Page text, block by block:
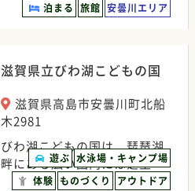
泊まる 旅館 安曇川エリア
滋賀県立びわ湖こどもの国
滋賀県高島市安曇川町北船
木2981
びわ湖こどもの国は、琵琶湖
畔にある広い園内には芝生…
遊ぶ 水泳場・キャンプ場
体験 ものづくり アウトドア